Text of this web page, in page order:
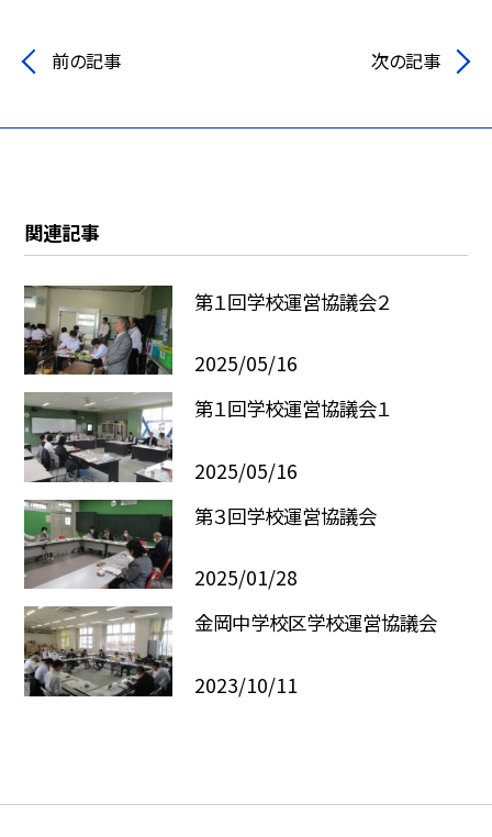
前の記事 次の記事
関連記事
第１回学校運営協議会２
2025/05/16
第１回学校運営協議会１
2025/05/16
第３回学校運営協議会
2025/01/28
金岡中学校区学校運営協議会
2023/10/11